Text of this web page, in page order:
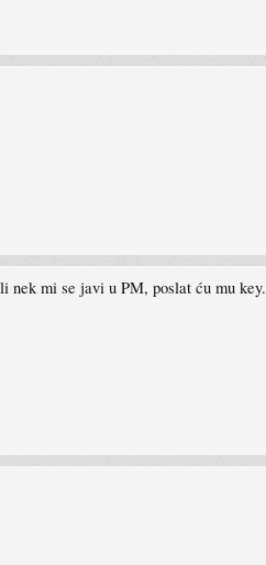
mi se javi u PM, poslat ću mu key.